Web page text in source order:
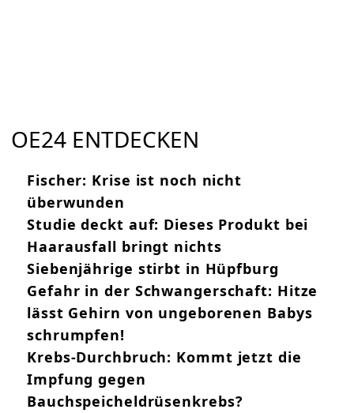
OE24 ENTDECKEN
Fischer: Krise ist noch nicht
überwunden
Studie deckt auf: Dieses Produkt bei
Haarausfall bringt nichts
Siebenjährige stirbt in Hüpfburg
Gefahr in der Schwangerschaft: Hitze
lässt Gehirn von ungeborenen Babys
schrumpfen!
Krebs-Durchbruch: Kommt jetzt die
Impfung gegen
Bauchspeicheldrüsenkrebs?